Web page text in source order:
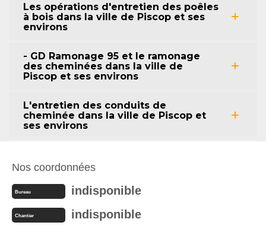
Les opérations d'entretien des poêles
à bois dans la ville de Piscop et ses
environs
- GD Ramonage 95 et le ramonage
des cheminées dans la ville de
Piscop et ses environs
L'entretien des conduits de
cheminée dans la ville de Piscop et
ses environs
Nos coordonnées
Bureau indisponible
Chantier indisponible